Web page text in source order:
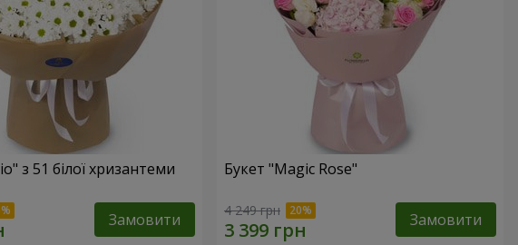
з 51 білої хризантеми
Замовити
Букет "Magic Rose"
4 249 грн Замовити